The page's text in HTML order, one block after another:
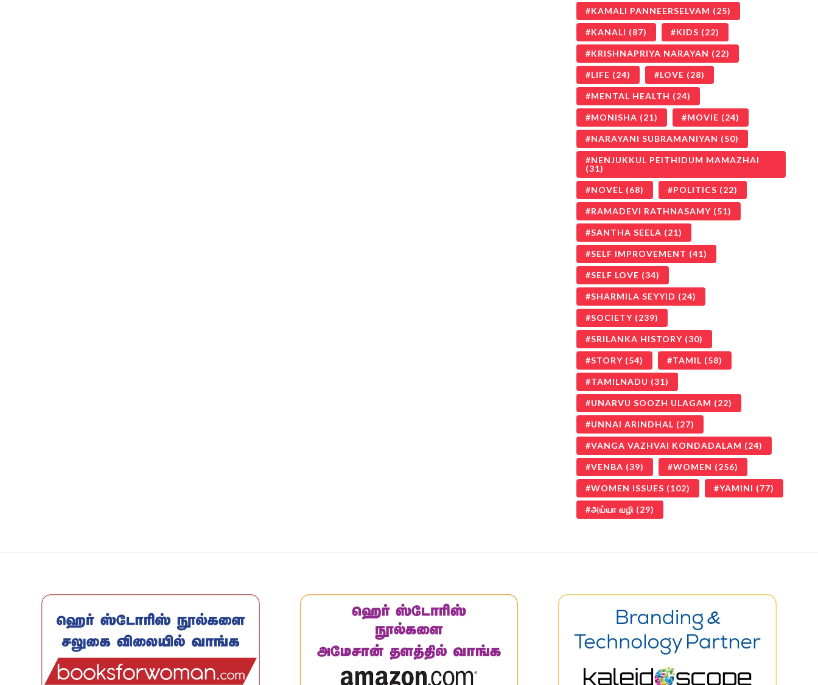
KAMALI PANNEERSELVAM (25)
KANALI (87) KIDS (22)
KRISHNAPRIYA NARAYAN (22)
LIFE (24) LOVE (28)
MENTAL HEALTH (24)
MONISHA (21) MOVIE (24)
NARAYANI SUBRAMANIYAN (50)
NENJUKKUL PEITHIDUM MAMAZHAI
(31)
NOVEL (68) POLITICS (22)
RAMADEVI RATHNASAMY (51)
SANTHA SEELA (21)
SELF IMPROVEMENT (41)
SELF LOVE (34)
SHARMILA SEYYID (24)
SOCIETY (239)
SRILANKA HISTORY (30)
STORY (54) TAMIL (58)
TAMILNADU (31)
UNARVU SOOZH ULAGAM (22)
UNNAI ARINDHAL (27)
VANGA VAZHVAI KONDADALAM (24)
VENBA (39) WOMEN (256)
WOMEN ISSUES (102) YAMINI (77)
அய்யா வழி (29)